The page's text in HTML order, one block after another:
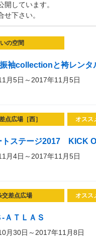
しています。
下さい。
の空間
袖collectionと袴レンタ
月5日～2017年11月5日
点広場［西］ オスス
トステージ2017 KICK
月4日～2017年11月5日
交差点広場 オスス
ＡＴＬＡＳ
月30日～2017年11月8日